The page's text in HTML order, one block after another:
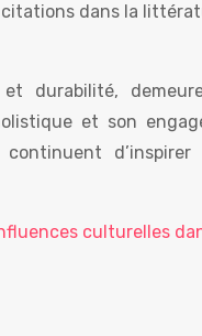
citations dans la
durabilité,
et son
d’inspirer
culturelles